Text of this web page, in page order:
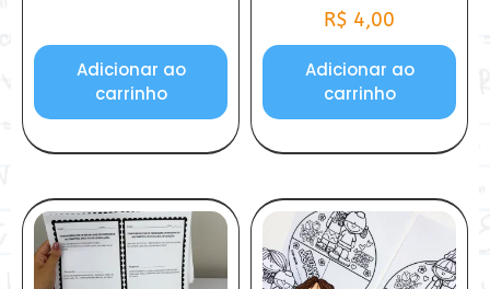
Adicionar ao
carrinho
R$ 4,00
Adicionar ao
carrinho